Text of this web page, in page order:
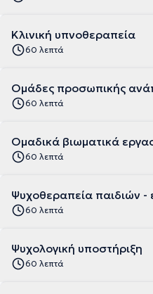
Κλινική υπνοθεραπεία
60 λεπτά
Ομάδες προσωπικής
60 λεπτά
Ομαδικά βιωματικά
60 λεπτά
Ψυχοθεραπεία παιδιών
60 λεπτά
Ψυχολογική υποστήριξη
60 λεπτά